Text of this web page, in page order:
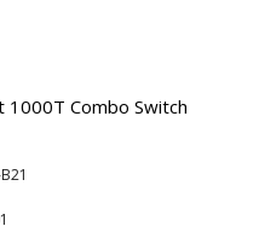
1000T Combo Switch